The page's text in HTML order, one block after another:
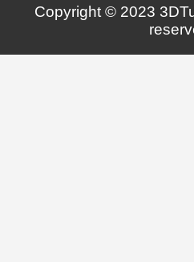
Copyright © 2023